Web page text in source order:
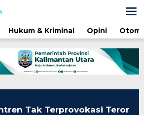
Hukum & Kriminal Opini
Tak Terprovokasi Teror